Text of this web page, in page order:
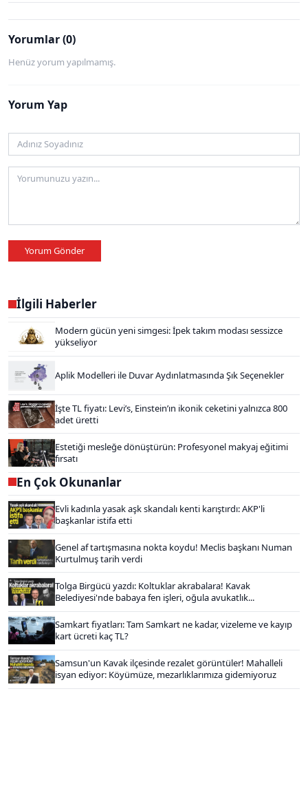
Yorumlar (0)
Henüz yorum yapılmamış.
Yorum Yap
Yorum Gönder
İlgili Haberler
Modern gücün yeni simgesi: İpek takım modası sessizce
yükseliyor
Aplik Modelleri ile Duvar Aydınlatmasında Şık Seçenekler
İşte TL fiyatı: Levi’s, Einstein’ın ikonik ceketini yalnızca 800
adet üretti
Estetiği mesleğe dönüştürün: Profesyonel makyaj eğitimi
fırsatı
En Çok Okunanlar
Evli kadınla yasak aşk skandalı kenti karıştırdı: AKP'li
başkanlar istifa etti
Genel af tartışmasına nokta koydu! Meclis başkanı Numan
Kurtulmuş tarih verdi
Tolga Birgücü yazdı: Koltuklar akrabalara! Kavak
Belediyesi'nde babaya fen işleri, oğula avukatlık...
Samkart fiyatları: Tam Samkart ne kadar, vizeleme ve kayıp
kart ücreti kaç TL?
Samsun'un Kavak ilçesinde rezalet görüntüler! Mahalleli
isyan ediyor: Köyümüze, mezarlıklarımıza gidemiyoruz